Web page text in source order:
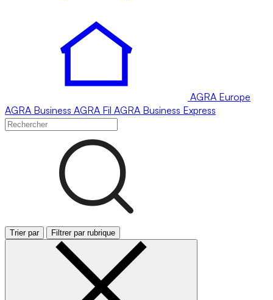
AGRA Europe
AGRA Business AGRA Fil AGRA Business Express
Trier par Filtrer par rubrique